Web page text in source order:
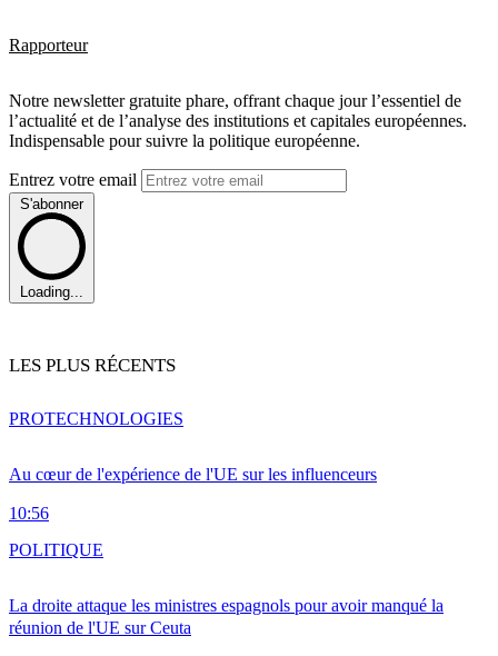
Rapporteur
Notre newsletter gratuite phare, offrant chaque jour l’essentiel de
l’actualité et de l’analyse des institutions et capitales européennes.
Indispensable pour suivre la politique européenne.
Entrez votre email
S'abonner
Loading...
LES PLUS RÉCENTS
Au cœur de l'expérience de l'UE sur les influenceurs
10:56
PROTECHNOLOGIES
La droite attaque les ministres espagnols pour avoir manqué la
réunion de l'UE sur Ceuta
POLITIQUE